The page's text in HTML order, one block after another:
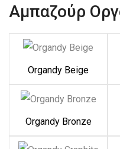
Αμπαζούρ
Organdy Beige
Organdy Bronze